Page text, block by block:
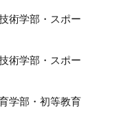
術学部・スポー
術学部・スポー
学部・初等教育